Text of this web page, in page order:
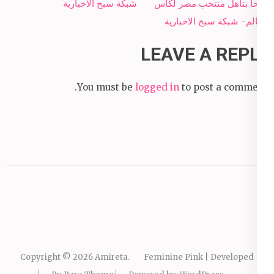
شبكة سبح الاخبارية
فرحاً بتأهل منتخب مصر لكأس
العالم- شبكة سبح الاخبارية
LEAVE A REPLY
You must be logged in to post a comment.
Copyright © 2026Amireta.
Feminine Pink | Developed